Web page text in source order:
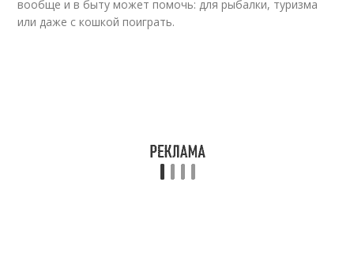
вообще и в быту может помочь: для рыбалки, туризма
или даже с кошкой поиграть.